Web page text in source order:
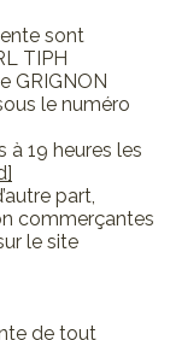
sont
TIPH
GRIGNON
le numéro
à 19 heures les
part,
commerçantes
le site
de tout